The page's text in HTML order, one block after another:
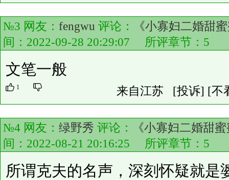
№3 网友： fengwu 评论：
《小寡妇二婚甜
间：2022-09-28 20:29:07 所评章节： 5
文笔一般
1 来自江苏 [投诉] [不
№4 网友： 绿野秀 评论：
《小寡妇二婚甜
间：2022-08-21 20:16:25 所评章节： 5
所谓克夫的名声，深刻怀疑就是